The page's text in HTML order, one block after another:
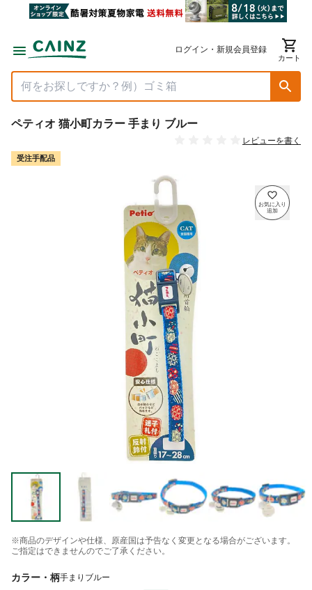
ログイン・新規会員登録
カート
ペティオ 猫小町カラー 手まり ブルー
レビューを書く
受注手配品
※商品のデザインや仕様、原産国は予告なく変更となる場合がございます。
ご指定はできませんのでご了承ください。
カラー・柄手まりブルー